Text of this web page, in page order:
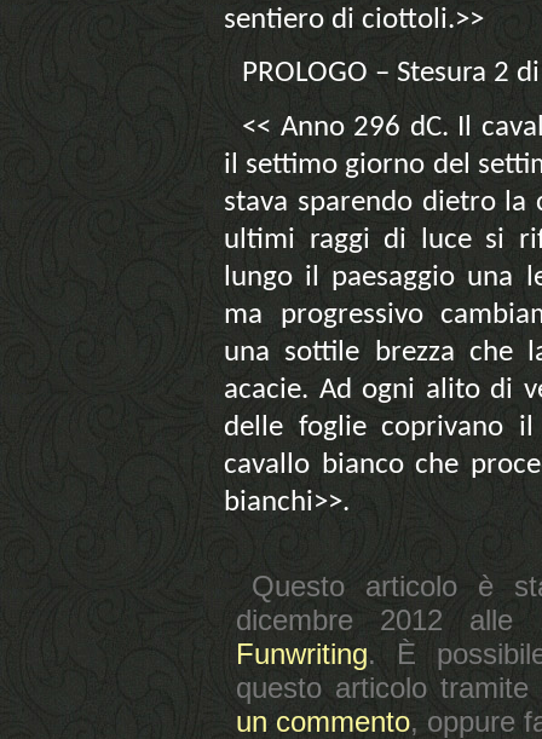
sentiero di ciottoli.>>
PROLOGO – Stesura 2
<< Anno 296 dC. Il
il settimo giorno del
stava sparendo dietro la
ultimi raggi di luce si
lungo il paesaggio una
ma progressivo
una sottile brezza che
acacie. Ad ogni alito di
delle foglie coprivano
cavallo bianco che
bianchi>>.
Questo articolo è
dicembre 2012
Funwriting. È
questo articolo
un commento, oppure